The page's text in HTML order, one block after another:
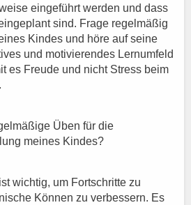
eingeführt werden und dass
sind. Frage regelmäßig
Kindes und höre auf seine
und motivierendes Lernumfeld
es Freude und nicht Stress beim
Üben für die
meines Kindes?
wichtig, um Fortschritte zu
Können zu verbessern. Es